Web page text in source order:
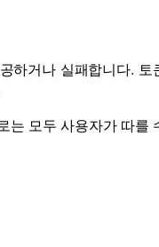
하거나 실패합니다. 토
는 모두 사용자가 따를